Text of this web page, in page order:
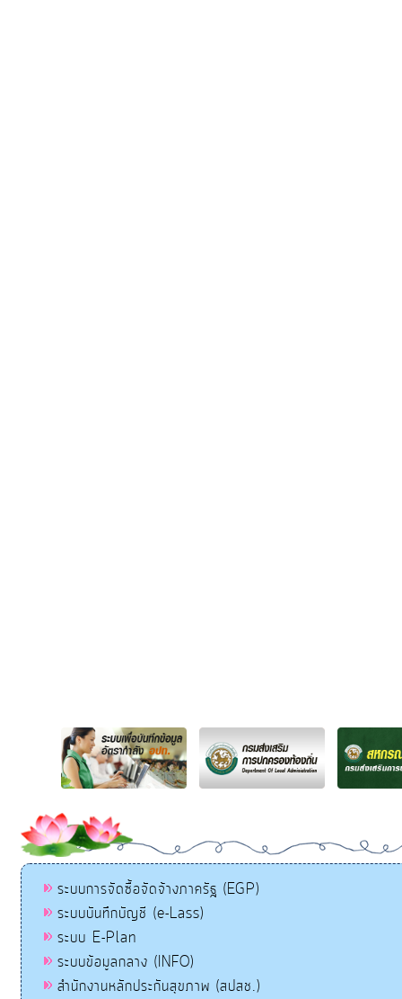
ระบบการจัดซื้อจัดจ้างภาครัฐ (EGP)
ระบบบันทึกบัญชี (e-Lass)
ระบบ E-Plan
ระบบข้อมูลกลาง (INFO)
สำนักงานหลักประกันสุขภาพ (สปสช.)